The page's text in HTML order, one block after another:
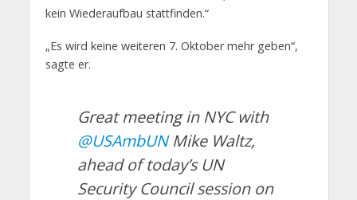
kein Wiederaufbau stattfinden.“
„Es wird keine weiteren 7. Oktober mehr geben“,
sagte er.
Great meeting in NYC with
@USAmbUNMike Waltz,
ahead of today’s UN
Security Council session on